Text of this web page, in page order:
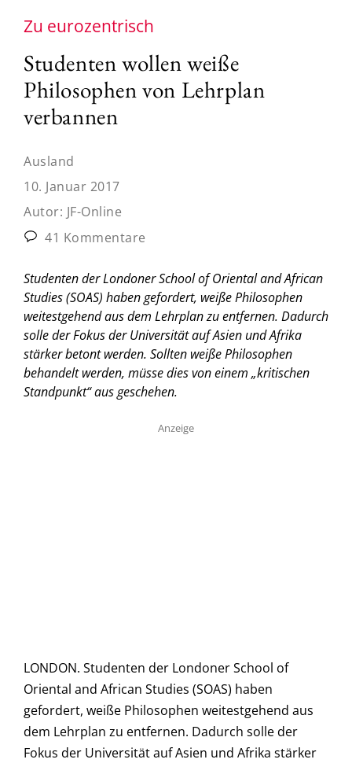
Zu eurozentrisch
Studenten wollen weiße
Philosophen von Lehrplan
verbannen
Ausland
10. Januar 2017
Autor: JF-Online
41 Kommentare
Studenten der Londoner School of Oriental and African
Studies (SOAS) haben gefordert, weiße Philosophen
weitestgehend aus dem Lehrplan zu entfernen. Dadurch
solle der Fokus der Universität auf Asien und Afrika
stärker betont werden. Sollten weiße Philosophen
behandelt werden, müsse dies von einem „kritischen
Standpunkt“ aus geschehen.
Anzeige
LONDON. Studenten der Londoner School of
Oriental and African Studies (SOAS) haben
gefordert, weiße Philosophen weitestgehend aus
dem Lehrplan zu entfernen. Dadurch solle der
Fokus der Universität auf Asien und Afrika stärker